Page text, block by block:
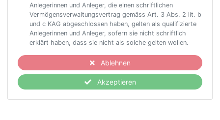
Anlegerinnen und Anleger, die einen schriftlichen
Vermögensverwaltungsvertrag gemäss Art. 3 Abs. 2 lit. b
und c KAG abgeschlossen haben, gelten als qualifizierte
Anlegerinnen und Anleger, sofern sie nicht schriftlich
erklärt haben, dass sie nicht als solche gelten wollen.
Ablehnen
Akzeptieren